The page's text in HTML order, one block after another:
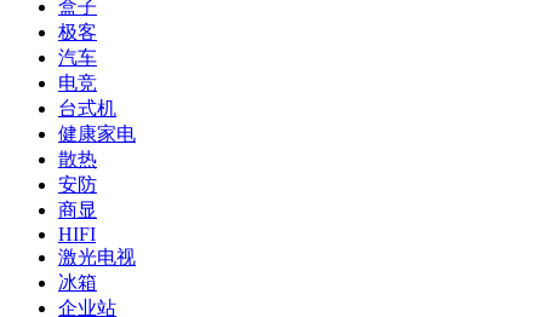
盒子
极客
汽车
电竞
台式机
健康家电
散热
安防
商显
HIFI
激光电视
冰箱
企业站